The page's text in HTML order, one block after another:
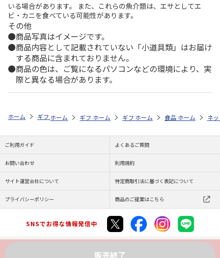
いる場合があります。 また、これらの魚介類は、エサとしてエ
ビ・カニを食べている可能性があります。
その他
商品写真はイメージです。
商品内容として記載されていない「小道具類」はお届け
する商品に含まれておりません。
商品の色は、ご覧になるパソコンなどの環境により、実
際と異なる場合があります。
販売終了
ホーム ギフトストア お中元・夏ギフト特集 2026 おすすめ ご当地
ホーム ギフトストア お中元・夏ギフト特集 2026
ホーム ギフトストア お中元・夏ギフト
ホーム 食品・グルメストア
ホーム ネ
ご利用ガイド よくあるご質問
お問い合わせ 利用規約
サイト運営会社について 特定商取引法に基づく表記について
プライバシーポリシー 商品のご提案はこちら
SNSでお得な情報発信中